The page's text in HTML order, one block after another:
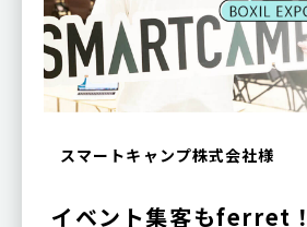
スマートキャンプ株式会社様
イベント集客もferret